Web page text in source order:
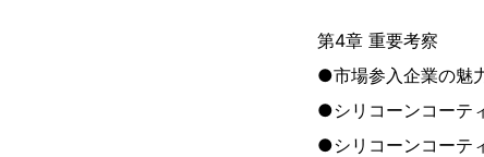
第4章 重要考察
●市場参入企業の魅
●シリコーンコーテ
●シリコーンコーテ